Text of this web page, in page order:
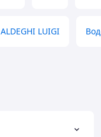
ALDEGHI LUIGI